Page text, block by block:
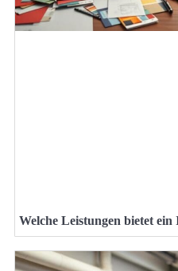
Welche Leistungen bietet